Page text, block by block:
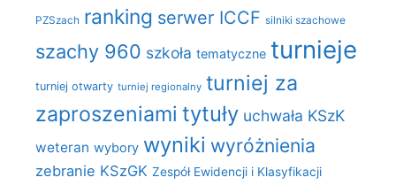
PZSzach ranking serwer ICCF silniki szachowe
szachy 960 szkoła tematyczne turnieje
turniej otwarty turniej regionalny turniej za
zaproszeniami tytuły uchwała KSzK
weteran wybory wyniki wyróżnienia
zebranie KSzGK Zespół Ewidencji i Klasyfikacji